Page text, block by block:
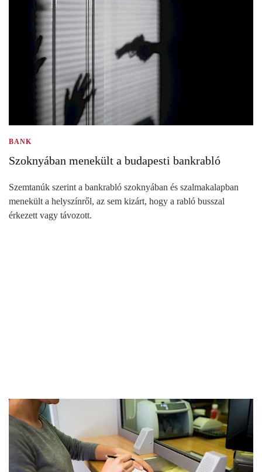
BANK
Szoknyában menekült a budapesti bankrabló
Szemtanúk szerint a bankrabló szoknyában és szalmakalapban
menekült a helyszínről, az sem kizárt, hogy a rabló busszal
érkezett vagy távozott.